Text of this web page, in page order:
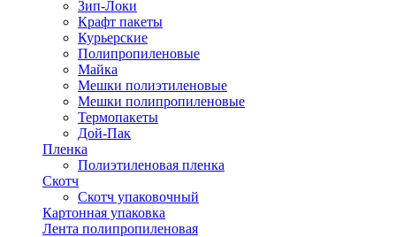
Зип-Локи
Крафт пакеты
Курьерские
Полипропиленовые
Майка
Мешки полиэтиленовые
Мешки полипропиленовые
Термопакеты
Дой-Пак
Пленка
Полиэтиленовая пленка
Скотч
Скотч упаковочный
Картонная упаковка
Лента полипропиленовая